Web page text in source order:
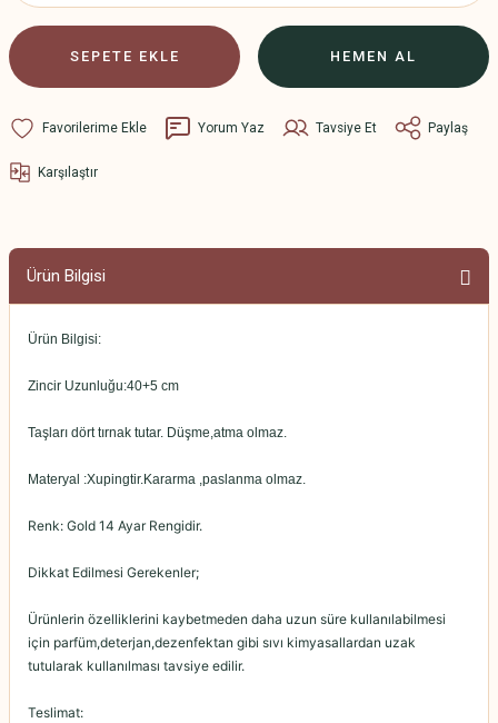
SEPETE EKLE HEMEN AL
Yorum Yaz Tavsiye Et Paylaş
Karşılaştır
Ürün Bilgisi
Ürün Bilgisi:
Zincir Uzunluğu:40+5 cm
Taşları dört tırnak tutar. Düşme,atma olmaz.
Materyal :Xupingtir.Kararma ,paslanma olmaz.
Renk: Gold 14 Ayar Rengidir.
Dikkat Edilmesi Gerekenler;
Ürünlerin özelliklerini kaybetmeden daha uzun süre kullanılabilmesi
için parfüm,deterjan,dezenfektan gibi sıvı kimyasallardan uzak
tutularak kullanılması tavsiye edilir.
Teslimat: